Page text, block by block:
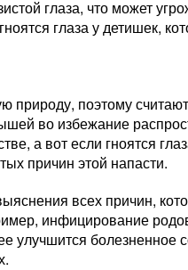
глаза, что может
глаза у детишек,
природу, поэтому
во избежание
а вот если гноятся
причин этой напасти.
всех причин,
инфицирование
улучшится болезненное